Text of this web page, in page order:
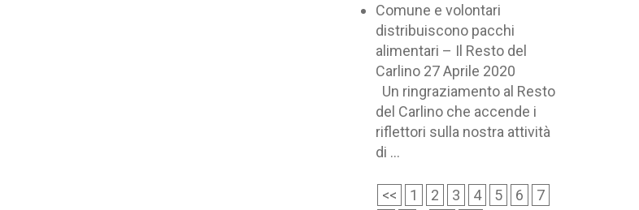
Comune e volontari
distribuiscono pacchi
alimentari – Il Resto del
Carlino27 Aprile 2020
Un ringraziamento al Resto
del Carlino che accende i
riflettori sulla nostra attività
di ...
<< 1 2 3 4 5 6 7